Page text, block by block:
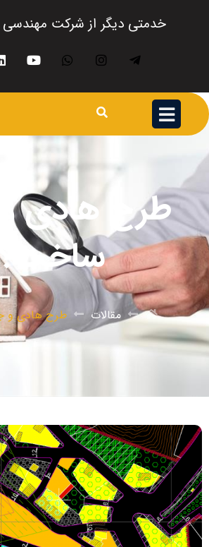
خدمتی دیگر از شرکت مهندسی
طرح هادی و
مقالات طرح هادی و